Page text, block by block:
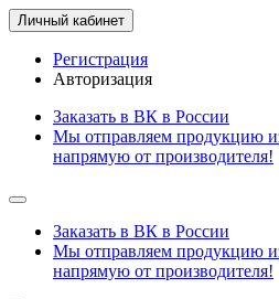
Личный кабинет
Регистрация
Авторизация
Заказать в ВК в России
Мы отправляем продукцию
напрямую от производителя!
Заказать в ВК в России
Мы отправляем продукцию
напрямую от производителя!